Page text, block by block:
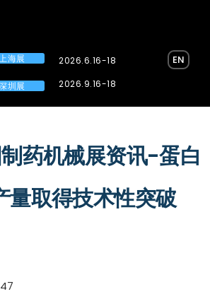
海展
圳展
2026.6.16-18
2026.9.16-18
EN
药机械展资讯-蛋白
量取得技术性突破